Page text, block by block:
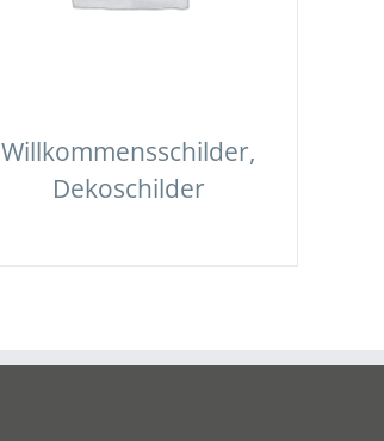
Willkommensschilder,
Dekoschilder